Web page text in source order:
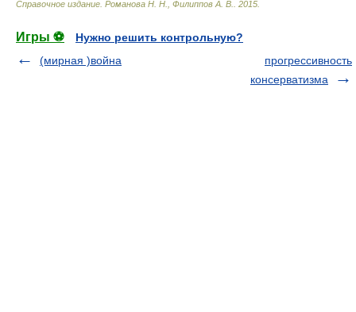
Справочное издание Романова Н. Н., Филиппов А. В. 2015
Игры ⚽
Нужно решить контрольную?
(мирная )война
прогрессивность
консерватизма